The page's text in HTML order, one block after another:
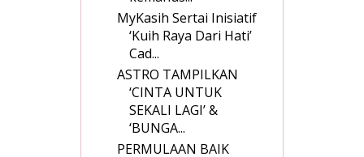
MyKasih Sertai Inisiatif
‘Kuih Raya Dari Hati’
Cad...
ASTRO TAMPILKAN
‘CINTA UNTUK
SEKALI LAGI’ &
‘BUNGA...
PERMULAAN BAIK